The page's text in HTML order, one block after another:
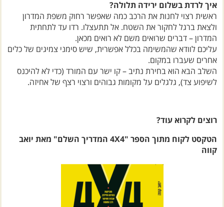
איך לרדת בשלום ירידה תלולה?
ראשית רצוי לחנות את הרכב כמה שאפשר רחוק משפת המדרון
ולצאת ברגל לחקור את השטח. אל תתעצלו. רדו עד לתחתית
המדרון – דברים שרואים משם לא רואים מכאן.
עליכם לוודא שהמשימה בכלל אפשרית, שיש סימני צמיגים של כלים
אחרים שעברו במקום.
השלב הבא הוא בחירת נתיב – קו ישר עם המורד (כדי לא להיכנס
לשיפוע צד), גלגלים על מקומות גבוהים ורצוי רצף של אחיזה.
רוצים לקרוא עוד?
הטקסט לקוח מתוך הספר "4X4 המדריך השלם" מאת יואב
קווה